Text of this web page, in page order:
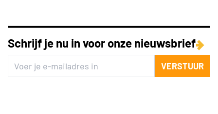
Schrijf je nu in voor onze nieuwsbrief
VERSTUUR